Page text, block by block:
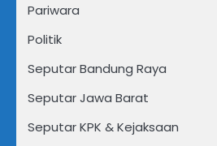
Pariwara
Politik
Seputar Bandung Raya
Seputar Jawa Barat
Seputar KPK & Kejaksaan